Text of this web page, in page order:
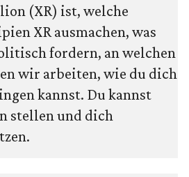
(XR) ist, welche
XR ausmachen, was
fordern, an welchen
wir arbeiten, wie du dich
kannst. Du kannst
stellen und dich